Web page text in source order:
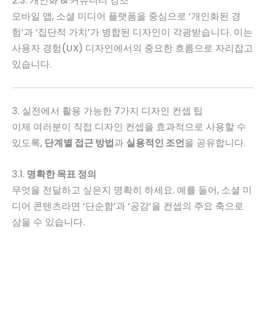
모바일 앱, 소셜 미디어 플랫폼을 중심으로 ‘개인화된 경
험’과 ‘집단적 가치’가 병합된 디자인이 각광받습니다. 이는
사용자 경험(UX) 디자인에서의 중요한 흐름으로 자리잡고
있습니다.
3. 실전에서 활용 가능한 7가지 디자인 컨셉 팁
이제 여러분이 직접 디자인 컨셉을 효과적으로 사용할 수
있도록, 단계별 접근 방법과 실용적인 조언을 공유합니다.
3.1. 명확한 목표 정의
무엇을 전달하고 싶은지 명확히 하세요. 예를 들어, 소셜 미
디어 콘텐츠라면 ‘단순함’과 ‘공감’을 컨셉의 주요 축으로
삼을 수 있습니다.